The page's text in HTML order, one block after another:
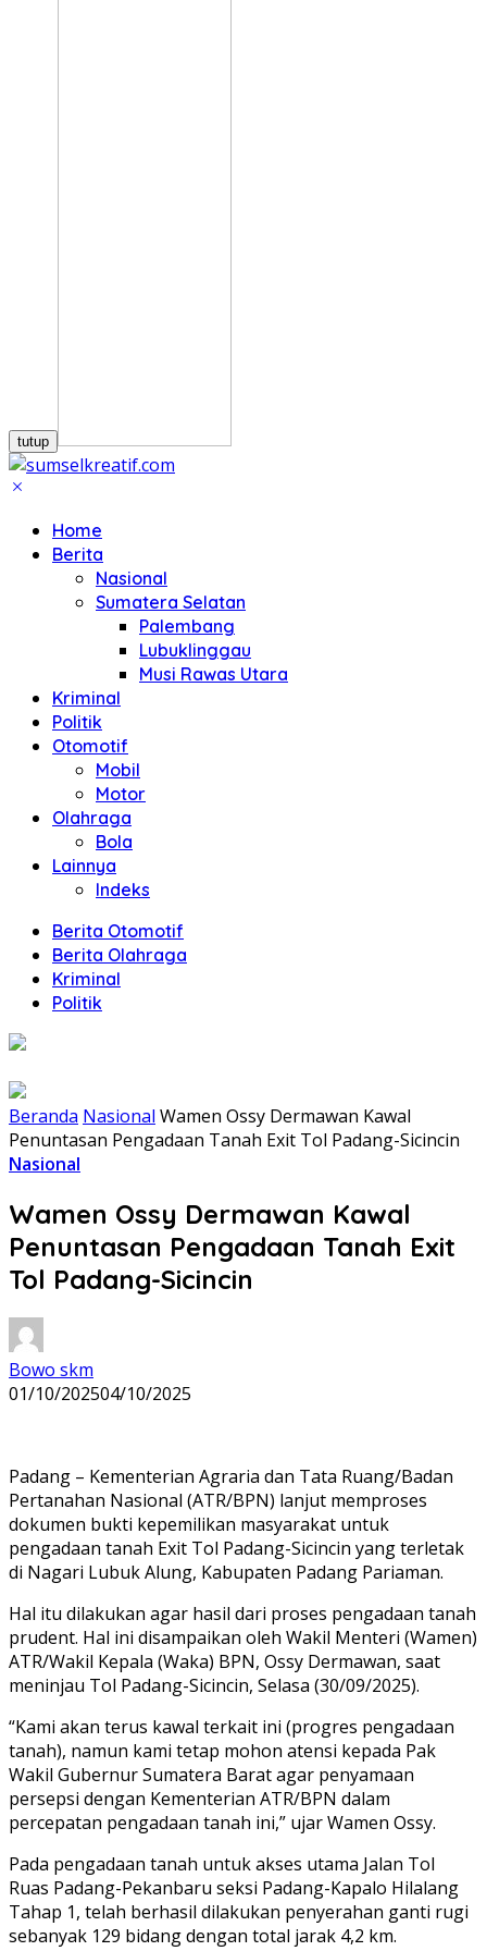
tutup
Home
Berita
Nasional
Sumatera Selatan
Palembang
Lubuklinggau
Musi Rawas Utara
Kriminal
Politik
Otomotif
Mobil
Motor
Olahraga
Bola
Lainnya
Indeks
Berita Otomotif
Berita Olahraga
Kriminal
Politik
Beranda Nasional Wamen Ossy Dermawan Kawal
Penuntasan Pengadaan Tanah Exit Tol Padang-Sicincin
Nasional
Wamen Ossy Dermawan Kawal
Penuntasan Pengadaan Tanah Exit
Tol Padang-Sicincin
Bowo skm
01/10/202504/10/2025
Padang – Kementerian Agraria dan Tata Ruang/Badan
Pertanahan Nasional (ATR/BPN) lanjut memproses
dokumen bukti kepemilikan masyarakat untuk
pengadaan tanah Exit Tol Padang-Sicincin yang terletak
di Nagari Lubuk Alung, Kabupaten Padang Pariaman.
Hal itu dilakukan agar hasil dari proses pengadaan tanah
prudent. Hal ini disampaikan oleh Wakil Menteri (Wamen)
ATR/Wakil Kepala (Waka) BPN, Ossy Dermawan, saat
meninjau Tol Padang-Sicincin, Selasa (30/09/2025).
“Kami akan terus kawal terkait ini (progres pengadaan
tanah), namun kami tetap mohon atensi kepada Pak
Wakil Gubernur Sumatera Barat agar penyamaan
persepsi dengan Kementerian ATR/BPN dalam
percepatan pengadaan tanah ini,” ujar Wamen Ossy.
Pada pengadaan tanah untuk akses utama Jalan Tol
Ruas Padang-Pekanbaru seksi Padang-Kapalo Hilalang
Tahap 1, telah berhasil dilakukan penyerahan ganti rugi
sebanyak 129 bidang dengan total jarak 4,2 km.